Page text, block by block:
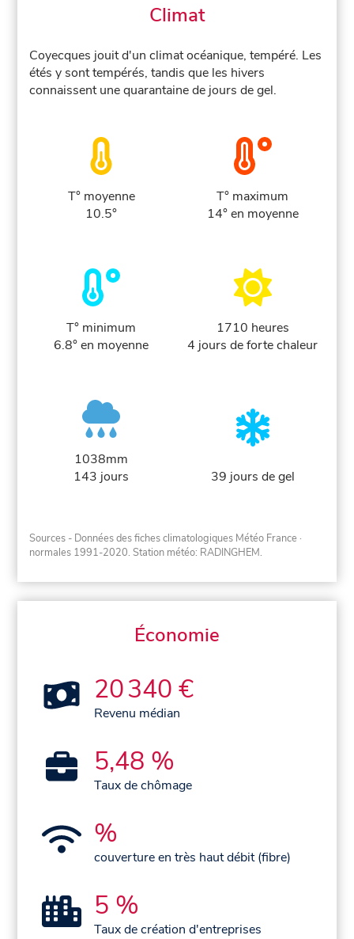
Climat
Coyecques jouit d'un climat océanique, tempéré. Les
étés y sont tempérés, tandis que les hivers
connaissent une quarantaine de jours de gel.
T° moyenne
10.5°
T° maximum
14° en moyenne
T° minimum
6.8° en moyenne
1710 heures
4 jours de forte chaleur
1038mm
143 jours
39 jours de gel
Sources - Données des fiches climatologiques Météo France ·
normales 1991-2020. Station météo: RADINGHEM.
Économie
20 340 €
Revenu médian
5,48 %
Taux de chômage
%
couverture en très haut débit (fibre)
5 %
Taux de création d'entreprises